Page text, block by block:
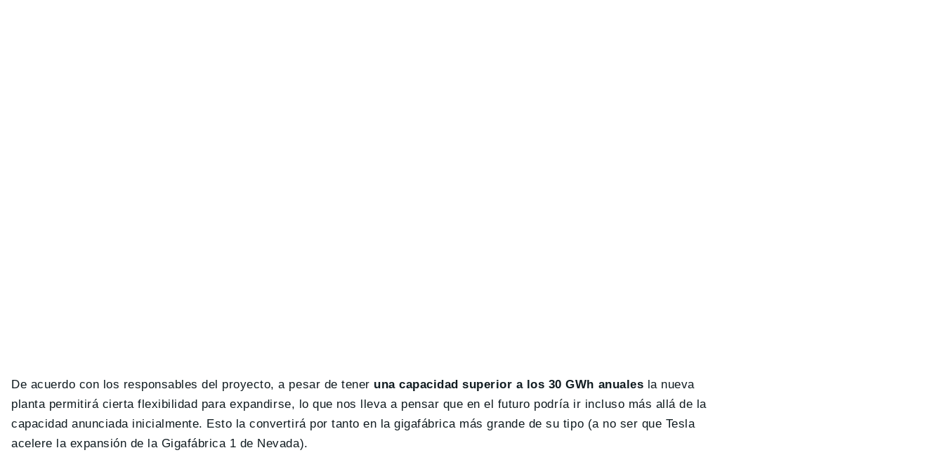
De acuerdo con los responsables del proyecto, a pesar de tener una capacidad superior a los 30 GWh anuales la nueva
planta permitirá cierta flexibilidad para expandirse, lo que nos lleva a pensar que en el futuro podría ir incluso más allá de la
capacidad anunciada inicialmente. Esto la convertirá por tanto en la gigafábrica más grande de su tipo (a no ser que Tesla
acelere la expansión de la Gigafábrica 1 de Nevada).